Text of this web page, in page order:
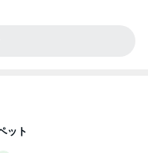
ット